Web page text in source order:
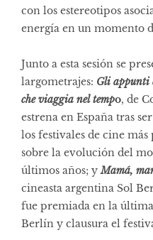
con los estereotipos
energía en un momento
Junto a esta sesión se
largometrajes: Gli appunti
che viaggia nel tempo, de
estrena en España tras
los festivales de cine
sobre la evolución del
últimos años; y Mamá,
cineasta argentina Sol
fue premiada en la
Berlín y clausura el